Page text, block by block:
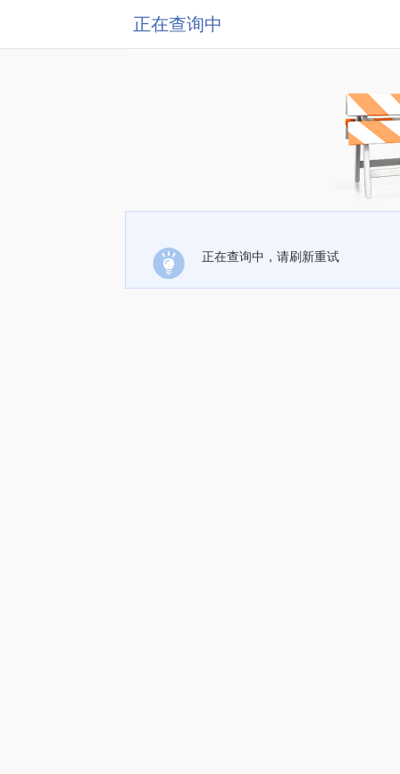
正在查询中
正在查询中，请刷新重试